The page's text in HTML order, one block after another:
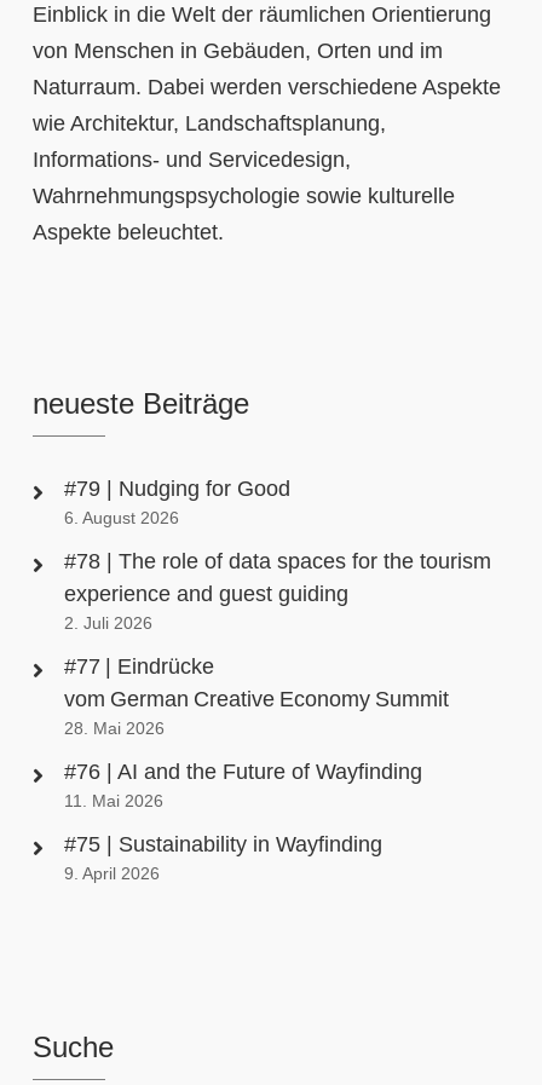
Einblick in die Welt der räumlichen Orientierung
von Menschen in Gebäuden, Orten und im
Naturraum. Dabei werden verschiedene Aspekte
wie Architektur, Landschaftsplanung,
Informations- und Servicedesign,
Wahrnehmungspsychologie sowie kulturelle
Aspekte beleuchtet.
neueste Beiträge
#79 | Nudging for Good
6. August 2026
#78 | The role of data spaces for the tourism
experience and guest guiding
2. Juli 2026
#77 | Eindrücke
vom German Creative Economy Summit
28. Mai 2026
#76 | AI and the Future of Wayfinding
11. Mai 2026
#75 | Sustainability in Wayfinding
9. April 2026
Suche